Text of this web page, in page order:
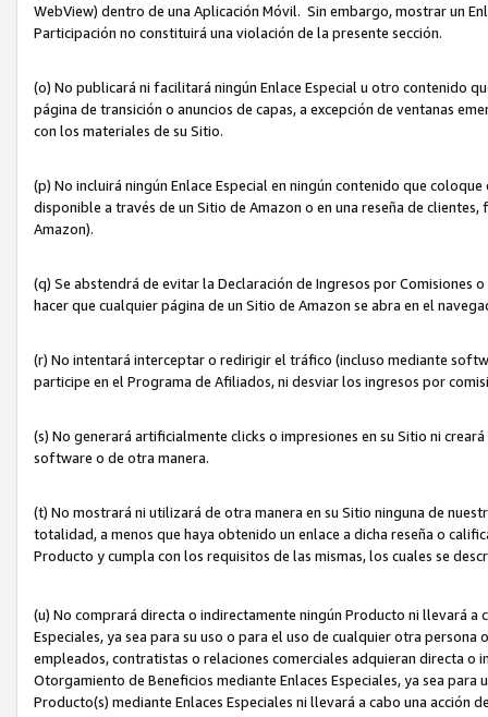
WebView) dentro de una Aplicación Móvil. Sin embargo, mostrar un
Participación no constituirá una violación de la presente sección.
(o) No publicará ni facilitará ningún Enlace Especial u otro contenido
página de transición o anuncios de capas, a excepción de ventanas
con los materiales de su Sitio.
(p) No incluirá ningún Enlace Especial en ningún contenido que
disponible a través de un Sitio de Amazon o en una reseña de
Amazon).
(q) Se abstendrá de evitar la Declaración de Ingresos por
hacer que cualquier página de un Sitio de Amazon se abra en el
(r) No intentará interceptar o redirigir el tráfico (incluso mediante
participe en el Programa de Afiliados, ni desviar los ingresos por
(s) No generará artificialmente clicks o impresiones en su Sitio ni
software o de otra manera.
(t) No mostrará ni utilizará de otra manera en su Sitio ninguna de
totalidad, a menos que haya obtenido un enlace a dicha reseña o
Producto y cumpla con los requisitos de las mismas, los cuales se
(u) No comprará directa o indirectamente ningún Producto ni llevará a
Especiales, ya sea para su uso o para el uso de cualquier otra
empleados, contratistas o relaciones comerciales adquieran directa o
Otorgamiento de Beneficios mediante Enlaces Especiales, ya sea
Producto(s) mediante Enlaces Especiales ni llevará a cabo una